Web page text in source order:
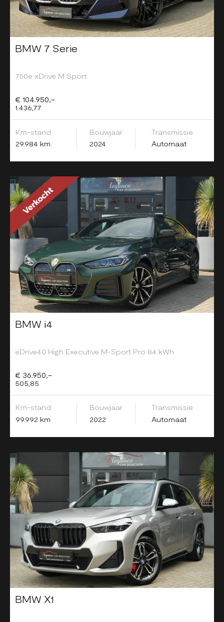
BMW 7 Serie
750e xDrive M Sport
€ 104.950,-
1.436,77
Km-stand
29.984 km
Bouwjaar
2024
Transmissie
Automaat
BMW i4
eDrive40 High Executive M-Sport Pro 84 kWh
€ 36.950,-
505,85
Km-stand
99.992 km
Bouwjaar
2022
Transmissie
Automaat
BMW X1